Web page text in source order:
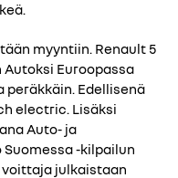
myyntiin. Renault 5
Euroopassa
peräkkäin. Edellisenä
electric. Lisäksi
Auto- ja
-kilpailun
julkaistaan